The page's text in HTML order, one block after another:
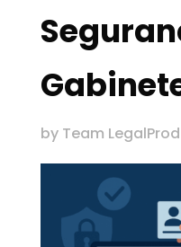
by Team LegalProd